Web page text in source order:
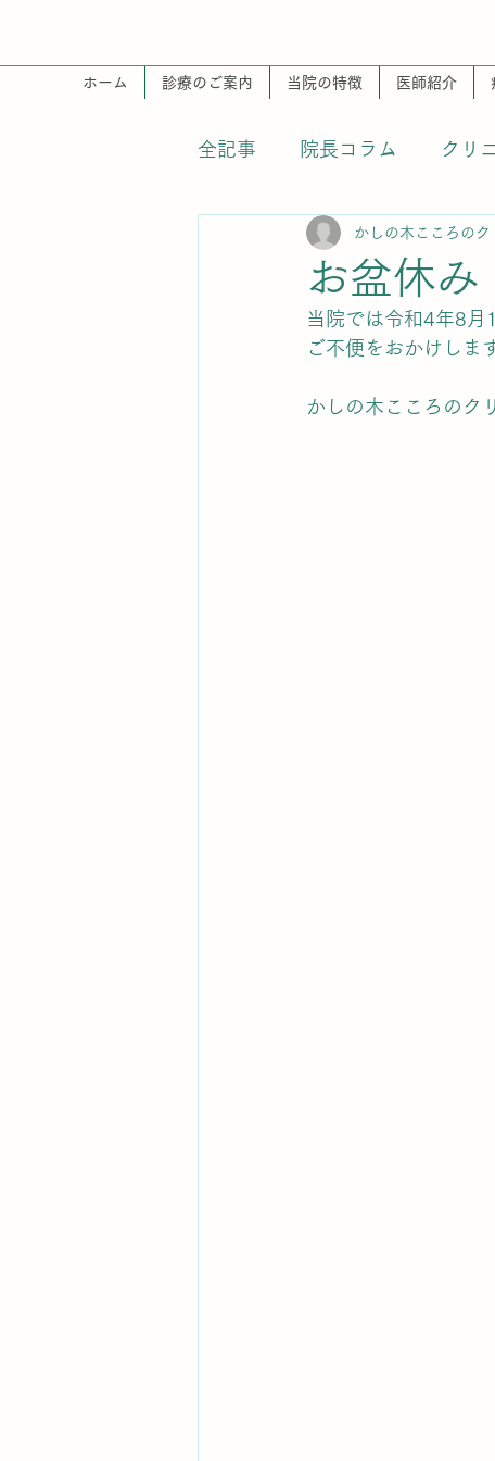
ホーム 診療のご案内 当院の特徴 医師紹介
全記事 院長コラム クリ
お盆休み
かしの木こころのク
当院では令和4年8月
ご不便をおかけしま
かしの木こころのク